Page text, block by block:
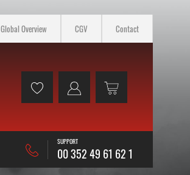
Global Overview CGV Contact
SUPPORT
00 352 49 61 62 1